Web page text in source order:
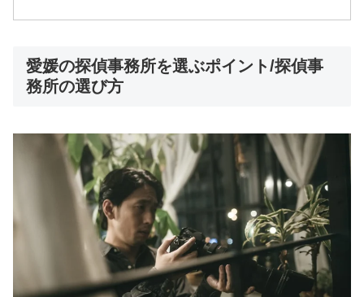
愛媛の探偵事務所を選ぶポイント/探偵事
務所の選び方